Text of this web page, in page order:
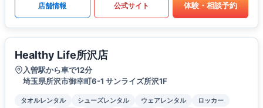
店舗情報 公式サイト 体験・相談予約
Healthy Life所沢店
入曽駅から車で12分
埼玉県所沢市御幸町6-1 サンライズ所沢1F
タオルレンタル シューズレンタル ウェアレンタル
ロッカー